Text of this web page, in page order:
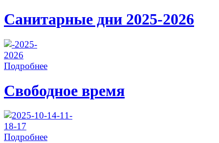
Санитарные дни 2025-2026
Подробнее
Свободное время
Подробнее